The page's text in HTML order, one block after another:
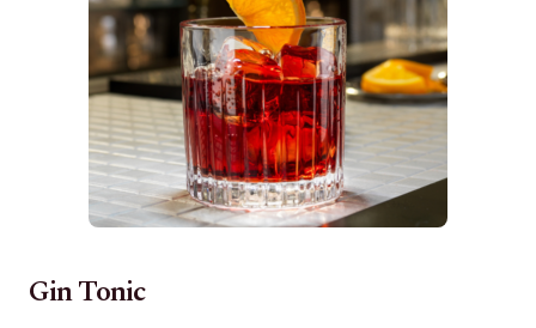
Gin Tonic